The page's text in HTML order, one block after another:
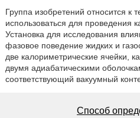
Группа изобретений относится к
использоваться для проведения
Установка для исследования
фазовое поведение жидких и
две калориметрические ячейки,
двумя адиабатическими
соответствующий вакуумный
Способ